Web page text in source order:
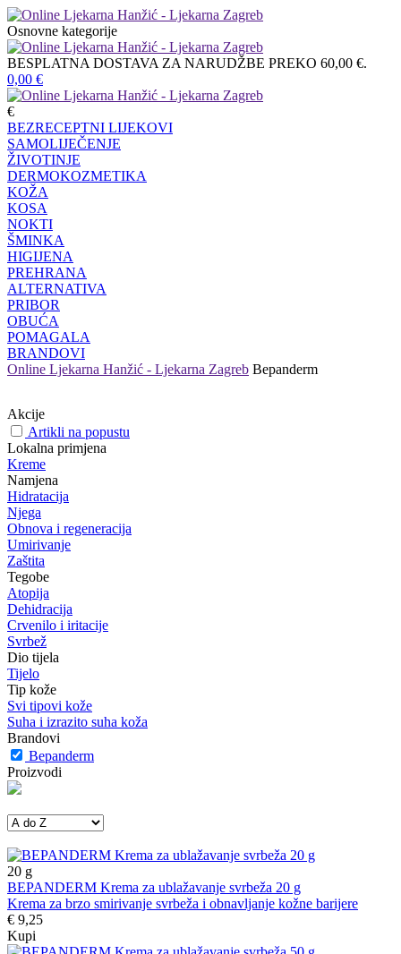
Osnovne kategorije
BESPLATNA DOSTAVA ZA NARUDŽBE PREKO 60,00 €.
0,00 €
€
BEZRECEPTNI LIJEKOVI
SAMOLIJEČENJE
ŽIVOTINJE
DERMOKOZMETIKA
KOŽA
KOSA
NOKTI
ŠMINKA
HIGIJENA
PREHRANA
ALTERNATIVA
PRIBOR
OBUĆA
POMAGALA
BRANDOVI
Online Ljekarna Hanžić - Ljekarna Zagreb Bepanderm
Akcije
Artikli na popustu
Lokalna primjena
Kreme
Namjena
Hidratacija
Njega
Obnova i regeneracija
Umirivanje
Zaštita
Tegobe
Atopija
Dehidracija
Crvenilo i iritacije
Svrbež
Dio tijela
Tijelo
Tip kože
Svi tipovi kože
Suha i izrazito suha koža
Brandovi
Bepanderm
Proizvodi
20 g
BEPANDERM Krema za ublažavanje svrbeža 20 g
Krema za brzo smirivanje svrbeža i obnavljanje kožne barijere
€ 9,25
Kupi